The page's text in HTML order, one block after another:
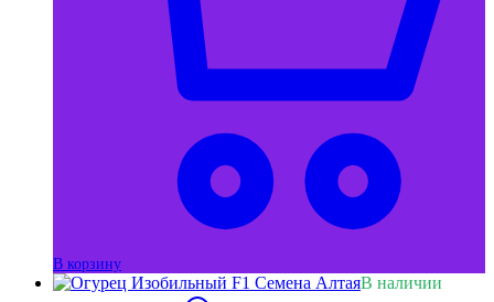
В корзину
В наличии